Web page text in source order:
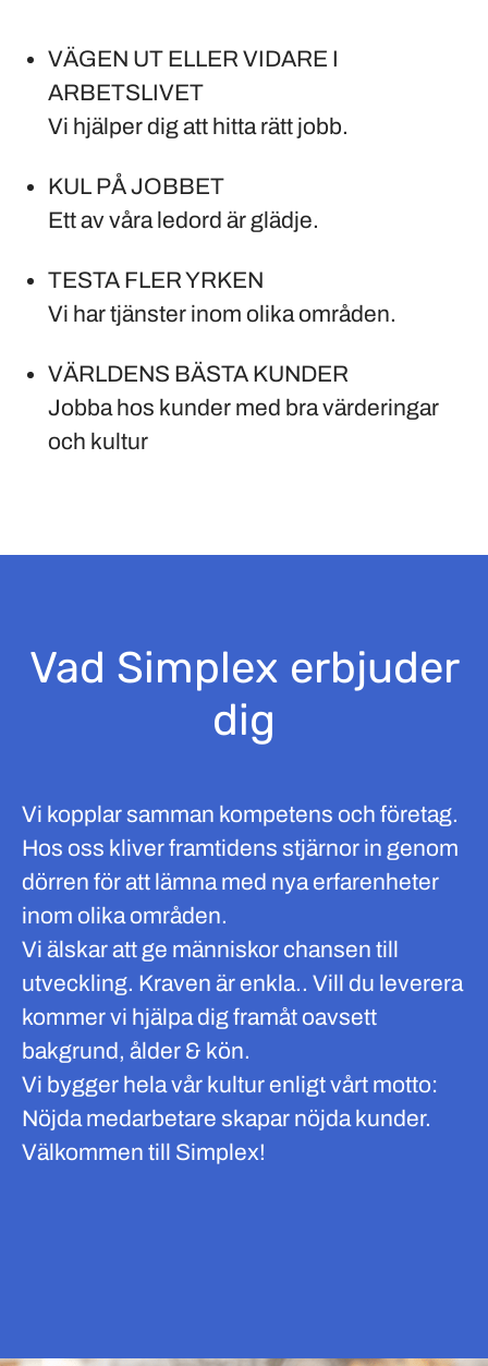
VÄGEN UT ELLER VIDARE I
ARBETSLIVET
Vi hjälper dig att hitta rätt jobb.
KUL PÅ JOBBET
Ett av våra ledord är glädje.
TESTA FLER YRKEN
Vi har tjänster inom olika områden.
VÄRLDENS BÄSTA KUNDER
Jobba hos kunder med bra värderingar
och kultur
Vad Simplex erbjuder
dig
Vi kopplar samman kompetens och företag.
Hos oss kliver framtidens stjärnor in genom
dörren för att lämna med nya erfarenheter
inom olika områden.
Vi älskar att ge människor chansen till
utveckling. Kraven är enkla.. Vill du leverera
kommer vi hjälpa dig framåt oavsett
bakgrund, ålder & kön.
Vi bygger hela vår kultur enligt vårt motto:
Nöjda medarbetare skapar nöjda kunder.
Välkommen till Simplex!